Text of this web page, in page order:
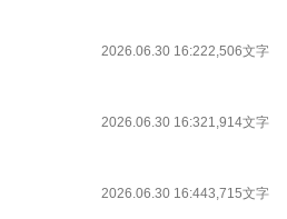
2026.06.30 16:222,506文字
2026.06.30 16:321,914文字
2026.06.30 16:443,715文字